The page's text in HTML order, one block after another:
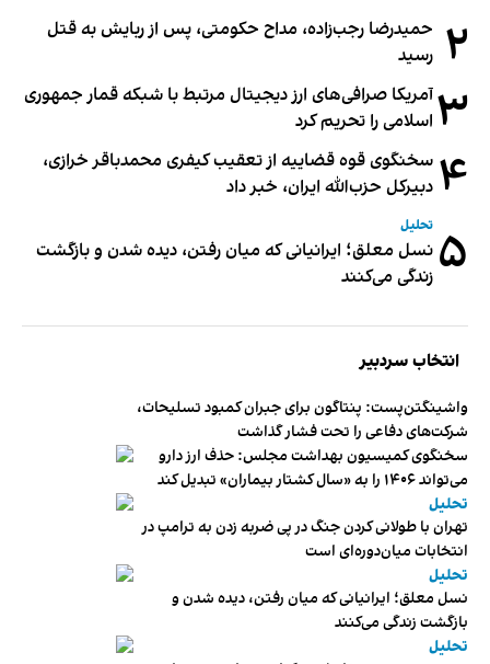
۲ حمیدرضا رجب‌زاده، مداح حکومتی، پس از ربایش به قتل
رسید
۳آمریکا صرافی‌های ارز دیجیتال مرتبط با شبکه قمار جمهوری
اسلامی را تحریم کرد
۴ سخنگوی قوه قضاییه از تعقیب کیفری محمدباقر خرازی،
دبیر‌کل حزب‌الله ایران، خبر داد
۵ تحلیل
نسل معلق؛ ایرانیانی که میان رفتن، دیده شدن و بازگشت
زندگی می‌کنند
انتخاب سردبیر
واشینگتن‌پست: پنتاگون برای جبران کمبود تسلیحات،
شرکت‌های دفاعی را تحت فشار گذاشت
سخنگوی کمیسیون بهداشت مجلس: حذف ارز دارو
می‌تواند ۱۴۰۶ را به «سال کشتار بیماران» تبدیل کند
تحلیل
تهران با طولانی کردن جنگ در پی ضربه زدن به ترامپ در
انتخابات میان‌دوره‌ای است
تحلیل
نسل معلق؛ ایرانیانی که میان رفتن، دیده شدن و
بازگشت زندگی می‌کنند
تحلیل